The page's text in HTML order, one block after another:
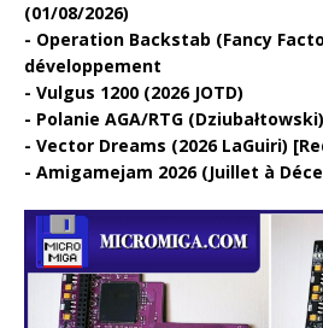
(01/08/2026)
Operation Backstab (Fancy
développement
Vulgus 1200 (2026 JOTD)
Polanie AGA/RTG
Vector Dreams (2026 LaGuiri)
Amigamejam 2026 (Juillet à